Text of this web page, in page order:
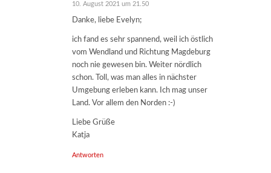
sagte:
10. August 2021 um 21.50
Danke, liebe Evelyn;
ich fand es sehr spannend, weil ich östlich
vom Wendland und Richtung Magdeburg
noch nie gewesen bin. Weiter nördlich
schon. Toll, was man alles in nächster
Umgebung erleben kann. Ich mag unser
Land. Vor allem den Norden :-)
Liebe Grüße
Katja
Antworten